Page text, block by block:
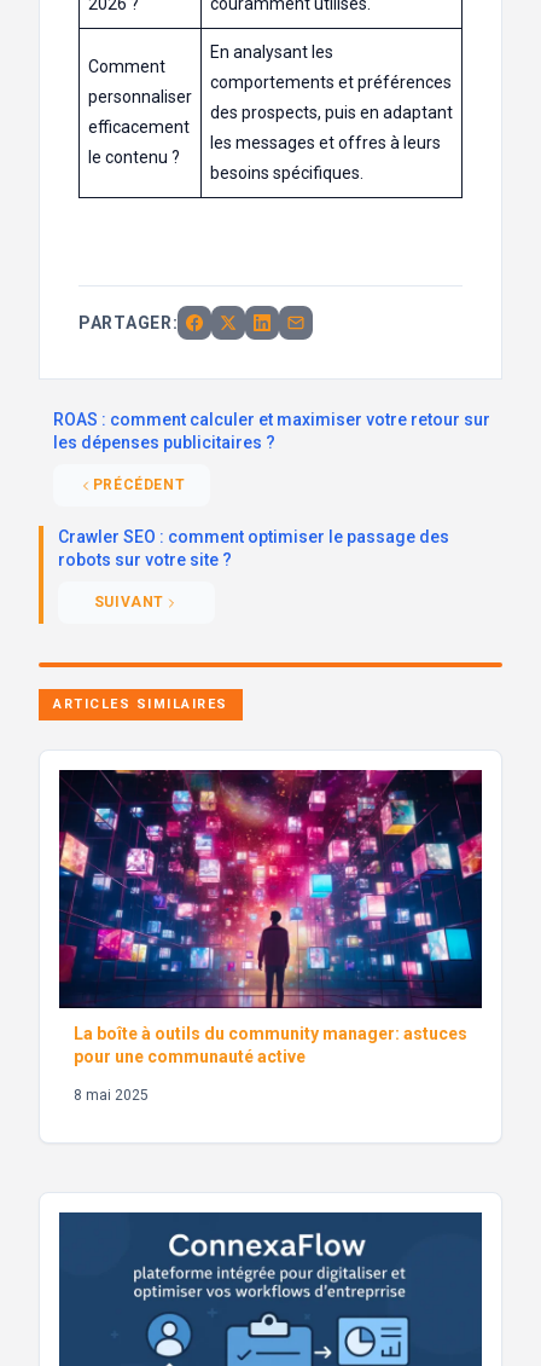
2026 ?
couramment utilisés.
Comment
personnaliser
efficacement
le contenu ?
En analysant les
comportements et préférences
des prospects, puis en adaptant
les messages et offres à leurs
besoins spécifiques.
PARTAGER:
ROAS : comment calculer et maximiser votre retour sur
les dépenses publicitaires ?
PRÉCÉDENT
Crawler SEO : comment optimiser le passage des
robots sur votre site ?
SUIVANT
ARTICLES SIMILAIRES
La boîte à outils du community manager: astuces
pour une communauté active
8 mai 2025